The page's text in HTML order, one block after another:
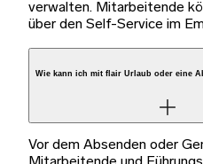
verwalten. Mitarbeitende
über den Self-Service im
Wie kann ich mit flair Urlaub oder eine
Vor dem Absenden oder